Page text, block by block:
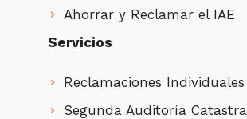
Ahorrar y Reclamar el IAE
Servicios
Reclamaciones Individuales
Segunda Auditoría